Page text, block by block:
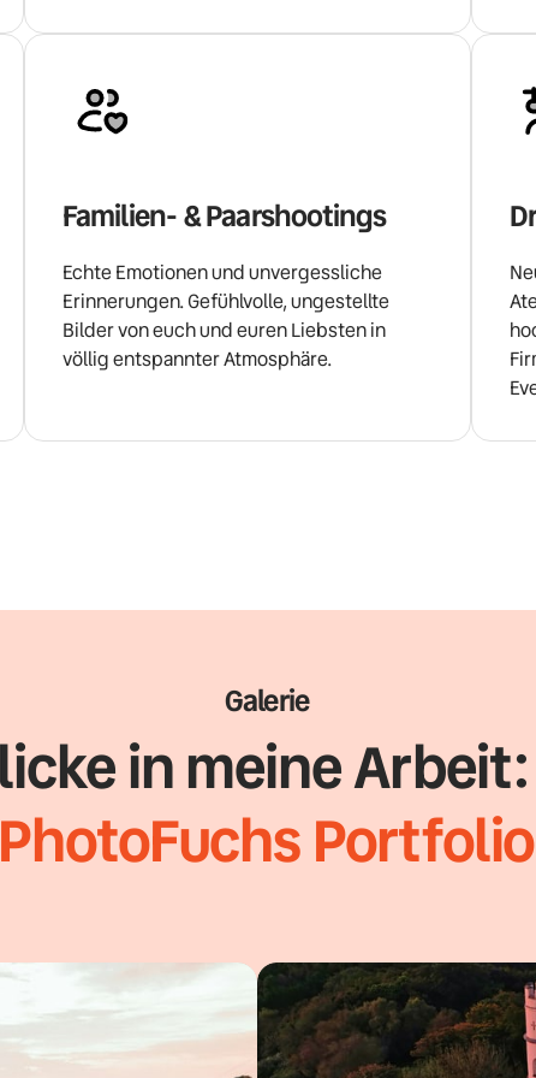
Familien- & Paarshootings
Echte Emotionen und unvergessliche
Erinnerungen. Gefühlvolle, ungestellte
Bilder von euch und euren Liebsten in
völlig entspannter Atmosphäre.
Galerie
PhotoFuchs Portfolio